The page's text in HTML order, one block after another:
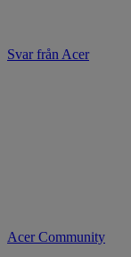
Svar från Acer
Acer Community